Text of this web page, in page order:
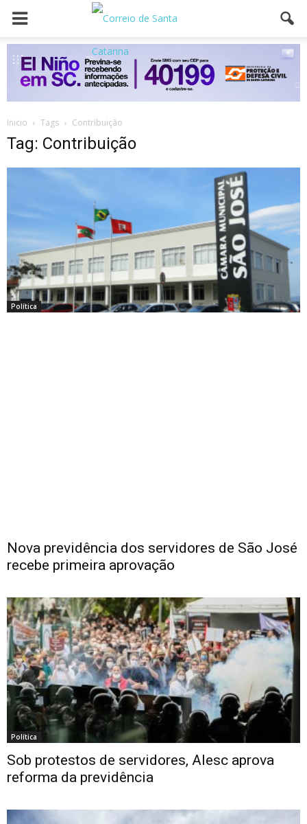
Inicio Tags Contribuição
Tag: Contribuição
Política
Nova previdência dos servidores de São José
recebe primeira aprovação
Política
Sob protestos de servidores, Alesc aprova
reforma da previdência